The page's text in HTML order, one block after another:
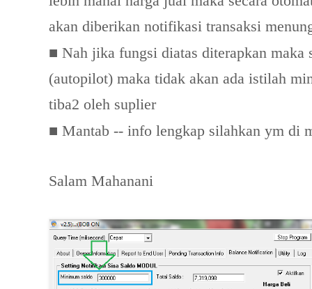
akan diberikan notifikasi transaksi
■ Nah jika fungsi diatas diterapkan maka
(autopilot) maka tidak akan ada istilah
tiba2 oleh suplier
■ Mantab -- info lengkap silahkan ym di
Salam Mahanani